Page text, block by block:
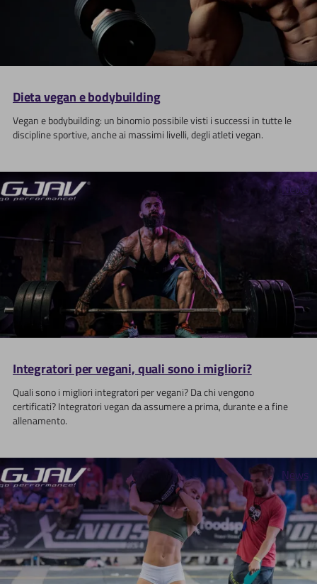
Dieta vegan e bodybuilding
Vegan e bodybuilding: un binomio possibile visti i successi in tutte le
discipline sportive, anche ai massimi livelli, degli atleti vegan.
News
Integratori per vegani, quali sono i migliori?
Quali sono i migliori integratori per vegani? Da chi vengono
certificati? Integratori vegan da assumere a prima, durante e a fine
allenamento.
News